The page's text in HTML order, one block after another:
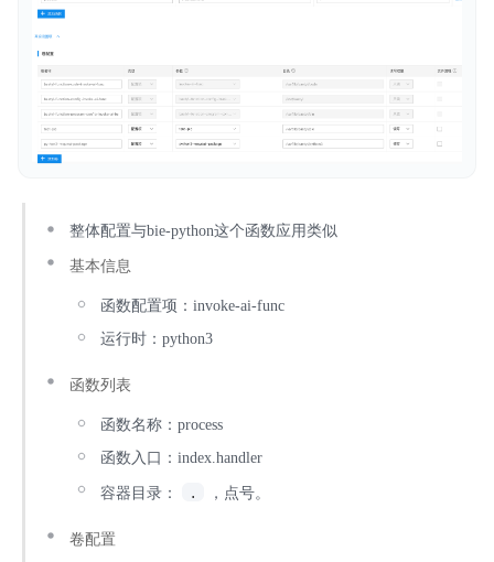
整体配置与bie-python这个函数应用类似
基本信息
函数配置项：invoke-ai-func
运行时：python3
函数列表
函数名称：process
函数入口：index.handler
容器目录： . ，点号。
卷配置